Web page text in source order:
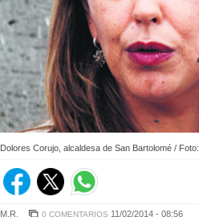
Dolores Corujo, alcaldesa de San Bartolomé /
M.R. 0 COMENTARIOS 11/02/2014 - 08:56